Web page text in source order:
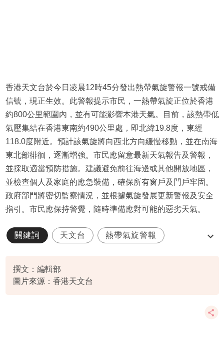
香港天文台於今日凌晨12時45分發出熱帶氣旋警報一號戒備
信號，現正生效。此警報提示市民，一熱帶氣旋正位於香港
約800公里範圍內，並有可能影響本港天氣。目前，該熱帶低
氣壓集結在香港東南約490公里處，即北緯19.8度，東經
118.0度附近。預計該氣旋將向西北方向緩慢移動，並在南海
東北部徘徊，逐漸增強。市民應留意最新天氣報告及警報，
並採取適當預防措施。建議避免前往海邊或其他開放地區，
並檢查個人及家庭的應急裝備，確保所有窗戶及門戶牢固。
政府部門將密切監察情況，並根據氣旋發展更新警報及安全
指引。市民應保持警覺，隨時準備應對可能的惡劣天氣。
關鍵詞 天文台 熱帶氣旋警報
撰文：編輯部
圖片來源：香港天文台